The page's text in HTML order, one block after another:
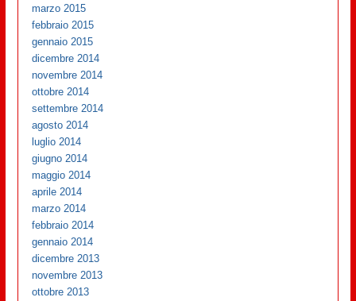
marzo 2015
febbraio 2015
gennaio 2015
dicembre 2014
novembre 2014
ottobre 2014
settembre 2014
agosto 2014
luglio 2014
giugno 2014
maggio 2014
aprile 2014
marzo 2014
febbraio 2014
gennaio 2014
dicembre 2013
novembre 2013
ottobre 2013